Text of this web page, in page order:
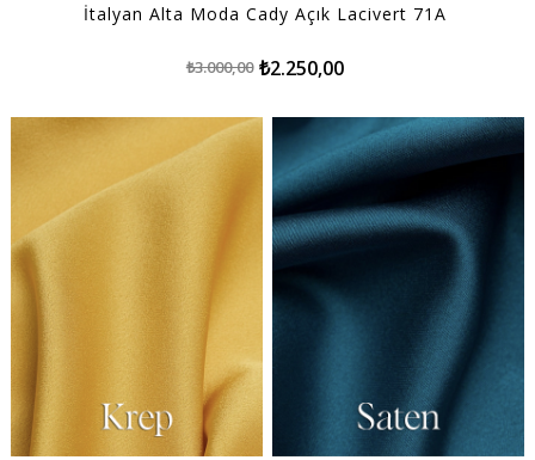
İtalyan Alta Moda Cady Açık Lacivert 71A
₺2.250,00
₺3.000,00